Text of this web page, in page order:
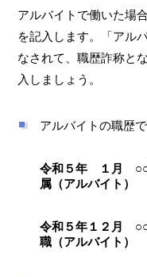
アルバイトで働いた場
を記入します。「アル
なされて、職歴詐称と
入しましょう。
アルバイトの職歴
令和５年 １月 ○○
属（アルバイト）
令和５年１２月
職（アルバイト）